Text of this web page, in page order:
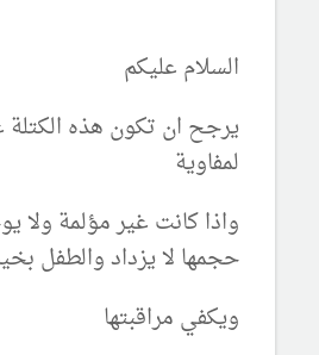
السلام عليكم
يرجح ان تكون هذه
لمفاوية
واذا كانت غير مؤلمة ولا
حجمها لا يزداد والطفل
ويكفي مراقبتها